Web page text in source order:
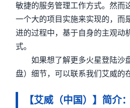
敏捷的服务管理工作方式。然而
一个大的项目实施来实现的，而
进的过程中，基于自身的主观动
式。
如果想了解更多火星登陆沙
盘）细节，可以联系我们艾威的
【艾威（中国）】简介：